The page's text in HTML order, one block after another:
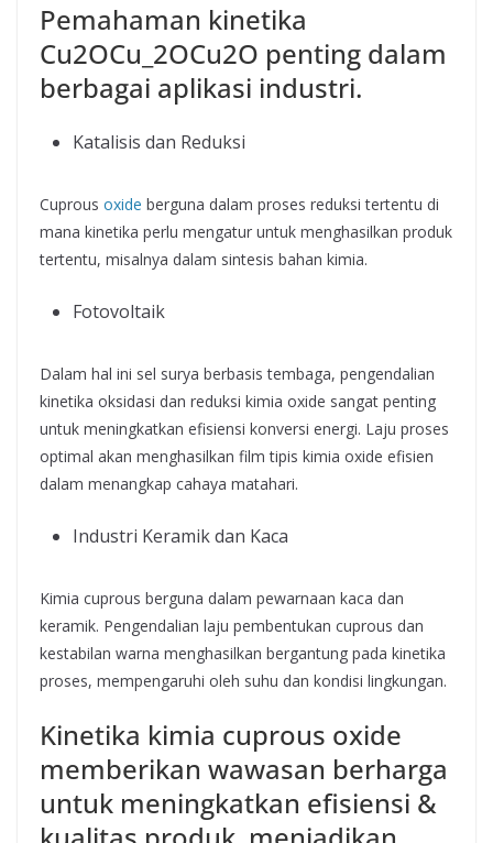
Pemahaman kinetika
Cu2OCu_2OCu2​O penting dalam
berbagai aplikasi industri.
Katalisis dan Reduksi
Cuprous oxide berguna dalam proses reduksi tertentu di
mana kinetika perlu mengatur untuk menghasilkan produk
tertentu, misalnya dalam sintesis bahan kimia.
Fotovoltaik
Dalam hal ini sel surya berbasis tembaga, pengendalian
kinetika oksidasi dan reduksi kimia oxide sangat penting
untuk meningkatkan efisiensi konversi energi. Laju proses
optimal akan menghasilkan film tipis kimia oxide efisien
dalam menangkap cahaya matahari.
Industri Keramik dan Kaca
Kimia cuprous berguna dalam pewarnaan kaca dan
keramik. Pengendalian laju pembentukan cuprous dan
kestabilan warna menghasilkan bergantung pada kinetika
proses, mempengaruhi oleh suhu dan kondisi lingkungan.
Kinetika kimia cuprous oxide
memberikan wawasan berharga
untuk meningkatkan efisiensi &